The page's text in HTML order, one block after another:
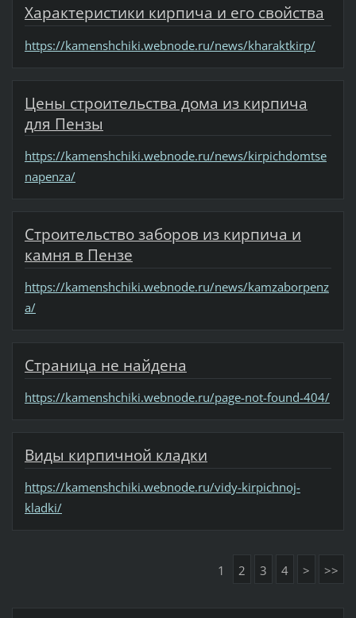
Характеристики кирпича и его свойства
https://kamenshchiki.webnode.ru/news/kharaktkirp/
Цены строительства дома из кирпича
для Пензы
https://kamenshchiki.webnode.ru/news/kirpichdomtse
napenza/
Строительство заборов из кирпича и
камня в Пензе
https://kamenshchiki.webnode.ru/news/kamzaborpenz
a/
Страница не найдена
https://kamenshchiki.webnode.ru/page-not-found-404/
Виды кирпичной кладки
https://kamenshchiki.webnode.ru/vidy-kirpichnoj-
kladki/
1 2 3 4 > >>